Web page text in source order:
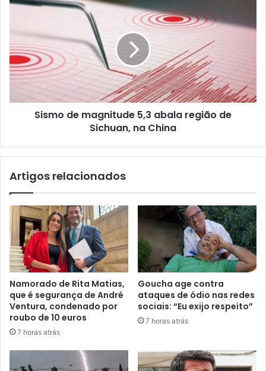
Sismo de magnitude 5,3 abala região de
Sichuan, na China
Artigos relacionados
Namorado de Rita Matias,
que é segurança de André
Ventura, condenado por
roubo de 10 euros
7 horas atrás
Goucha age contra
ataques de ódio nas redes
sociais: “Eu exijo respeito”
7 horas atrás